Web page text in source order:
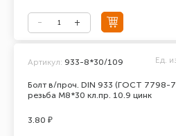
Болт в/проч. DIN 933 (ГОСТ 7798-
резьба М8*30 кл.пр. 10.9 цинк
Артикул: 933-8*30/109 Ед.
3.80 ₽